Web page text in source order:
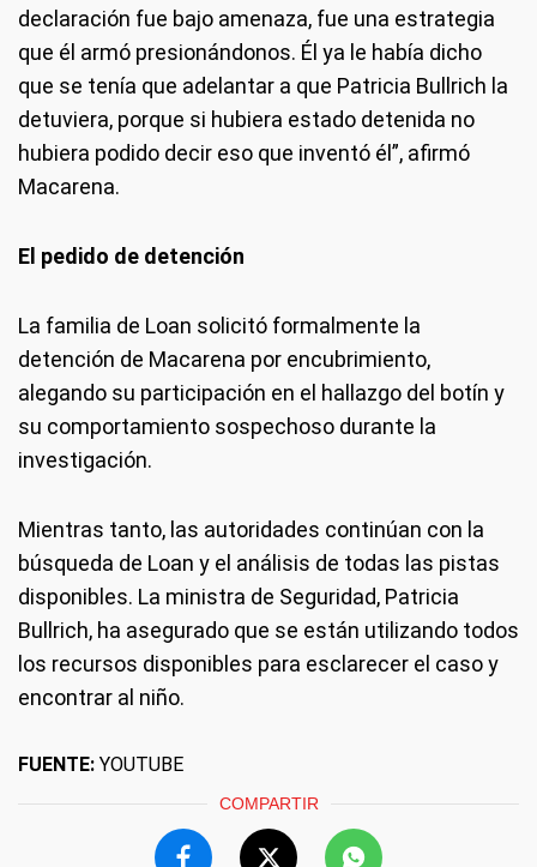
declaración fue bajo amenaza, fue una estrategia
que él armó presionándonos. Él ya le había dicho
que se tenía que adelantar a que Patricia Bullrich la
detuviera, porque si hubiera estado detenida no
hubiera podido decir eso que inventó él”, afirmó
Macarena.
El pedido de detención
La familia de Loan solicitó formalmente la
detención de Macarena por encubrimiento,
alegando su participación en el hallazgo del botín y
su comportamiento sospechoso durante la
investigación.
Mientras tanto, las autoridades continúan con la
búsqueda de Loan y el análisis de todas las pistas
disponibles. La ministra de Seguridad, Patricia
Bullrich, ha asegurado que se están utilizando todos
los recursos disponibles para esclarecer el caso y
encontrar al niño.
FUENTE: YOUTUBE
COMPARTIR